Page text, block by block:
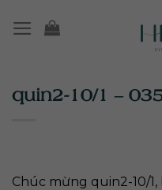
đến
quin2-10/1 –
Chúc mừng quin2-10/